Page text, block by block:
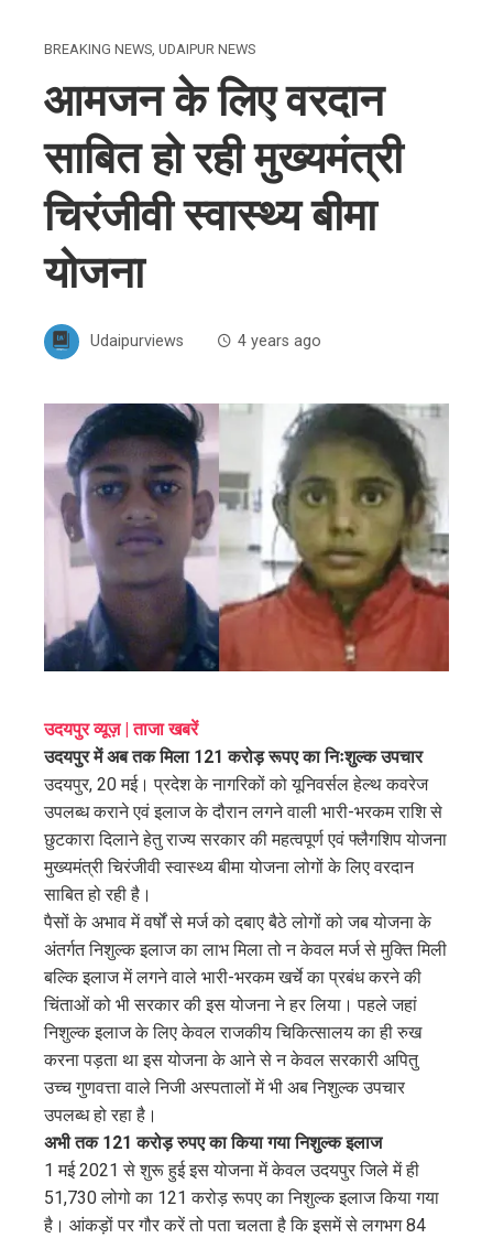
BREAKING NEWS, UDAIPUR NEWS
आमजन के लिए वरदान
साबित हो रही मुख्यमंत्री
चिरंजीवी स्वास्थ्य बीमा
योजना
Udaipurviews 4 years ago
उदयपुर व्यूज़ | ताजा खबरें
उदयपुर में अब तक मिला 121 करोड़ रूपए का निःशुल्क उपचार
उदयपुर, 20 मई। प्रदेश के नागरिकों को यूनिवर्सल हेल्थ कवरेज
उपलब्ध कराने एवं इलाज के दौरान लगने वाली भारी-भरकम राशि से
छुटकारा दिलाने हेतु राज्य सरकार की महत्वपूर्ण एवं फ्लैगशिप योजना
मुख्यमंत्री चिरंजीवी स्वास्थ्य बीमा योजना लोगों के लिए वरदान
साबित हो रही है।
पैसों के अभाव में वर्षों से मर्ज को दबाए बैठे लोगों को जब योजना के
अंतर्गत निशुल्क इलाज का लाभ मिला तो न केवल मर्ज से मुक्ति मिली
बल्कि इलाज में लगने वाले भारी-भरकम खर्चे का प्रबंध करने की
चिंताओं को भी सरकार की इस योजना ने हर लिया। पहले जहां
निशुल्क इलाज के लिए केवल राजकीय चिकित्सालय का ही रुख
करना पड़ता था इस योजना के आने से न केवल सरकारी अपितु
उच्च गुणवत्ता वाले निजी अस्पतालों में भी अब निशुल्क उपचार
उपलब्ध हो रहा है।
अभी तक 121 करोड़ रुपए का किया गया निशुल्क इलाज
1 मई 2021 से शुरू हुई इस योजना में केवल उदयपुर जिले में ही
51,730 लोगो का 121 करोड़ रूपए का निशुल्क इलाज किया गया
है। आंकड़ों पर गौर करें तो पता चलता है कि इसमें से लगभग 84